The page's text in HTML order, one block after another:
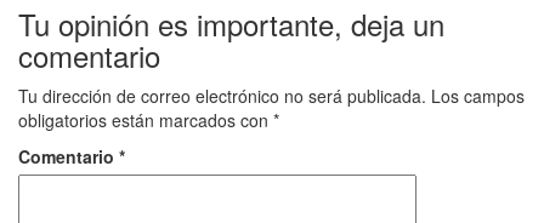
Tu opinión es importante, deja un
comentario
Tu dirección de correo electrónico no será publicada. Los campos
obligatorios están marcados con *
Comentario *